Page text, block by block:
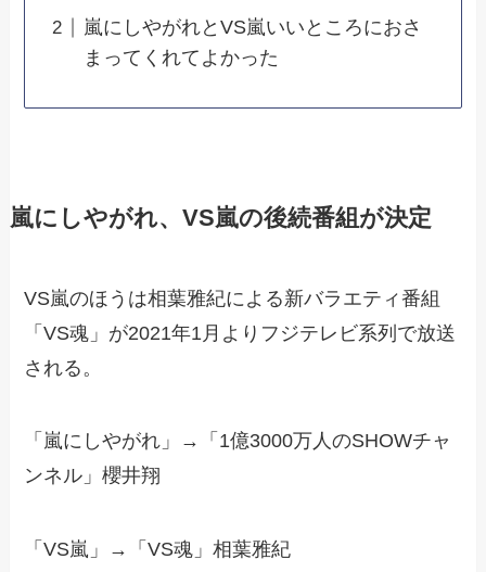
嵐にしやがれとVS嵐いいところにおさ
まってくれてよかった
嵐にしやがれ、VS嵐の後続番組が決定
VS嵐のほうは相葉雅紀による新バラエティ番組
「VS魂」が2021年1月よりフジテレビ系列で放送
される。
「嵐にしやがれ」→「 1億3000万人のSHOWチャ
ンネル 」櫻井翔
「VS嵐」→「VS魂 」相葉雅紀